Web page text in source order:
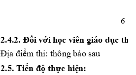
6
2.4.2. Đối với học viên giáo dục
Địa điểm thi: thông báo sau
2.5. Tiến độ thực hiện: